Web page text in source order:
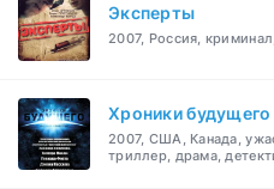
Эксперты
2007, Россия,
Хроники будущего
2007, США, Канада,
триллер, драма,